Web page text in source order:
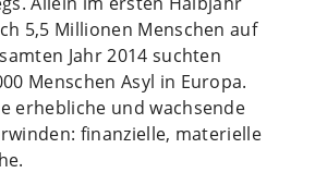
5,5 Millionen Menschen auf
Jahr 2014 suchten
Menschen Asyl in Europa.
erhebliche und wachsende
finanzielle, materielle